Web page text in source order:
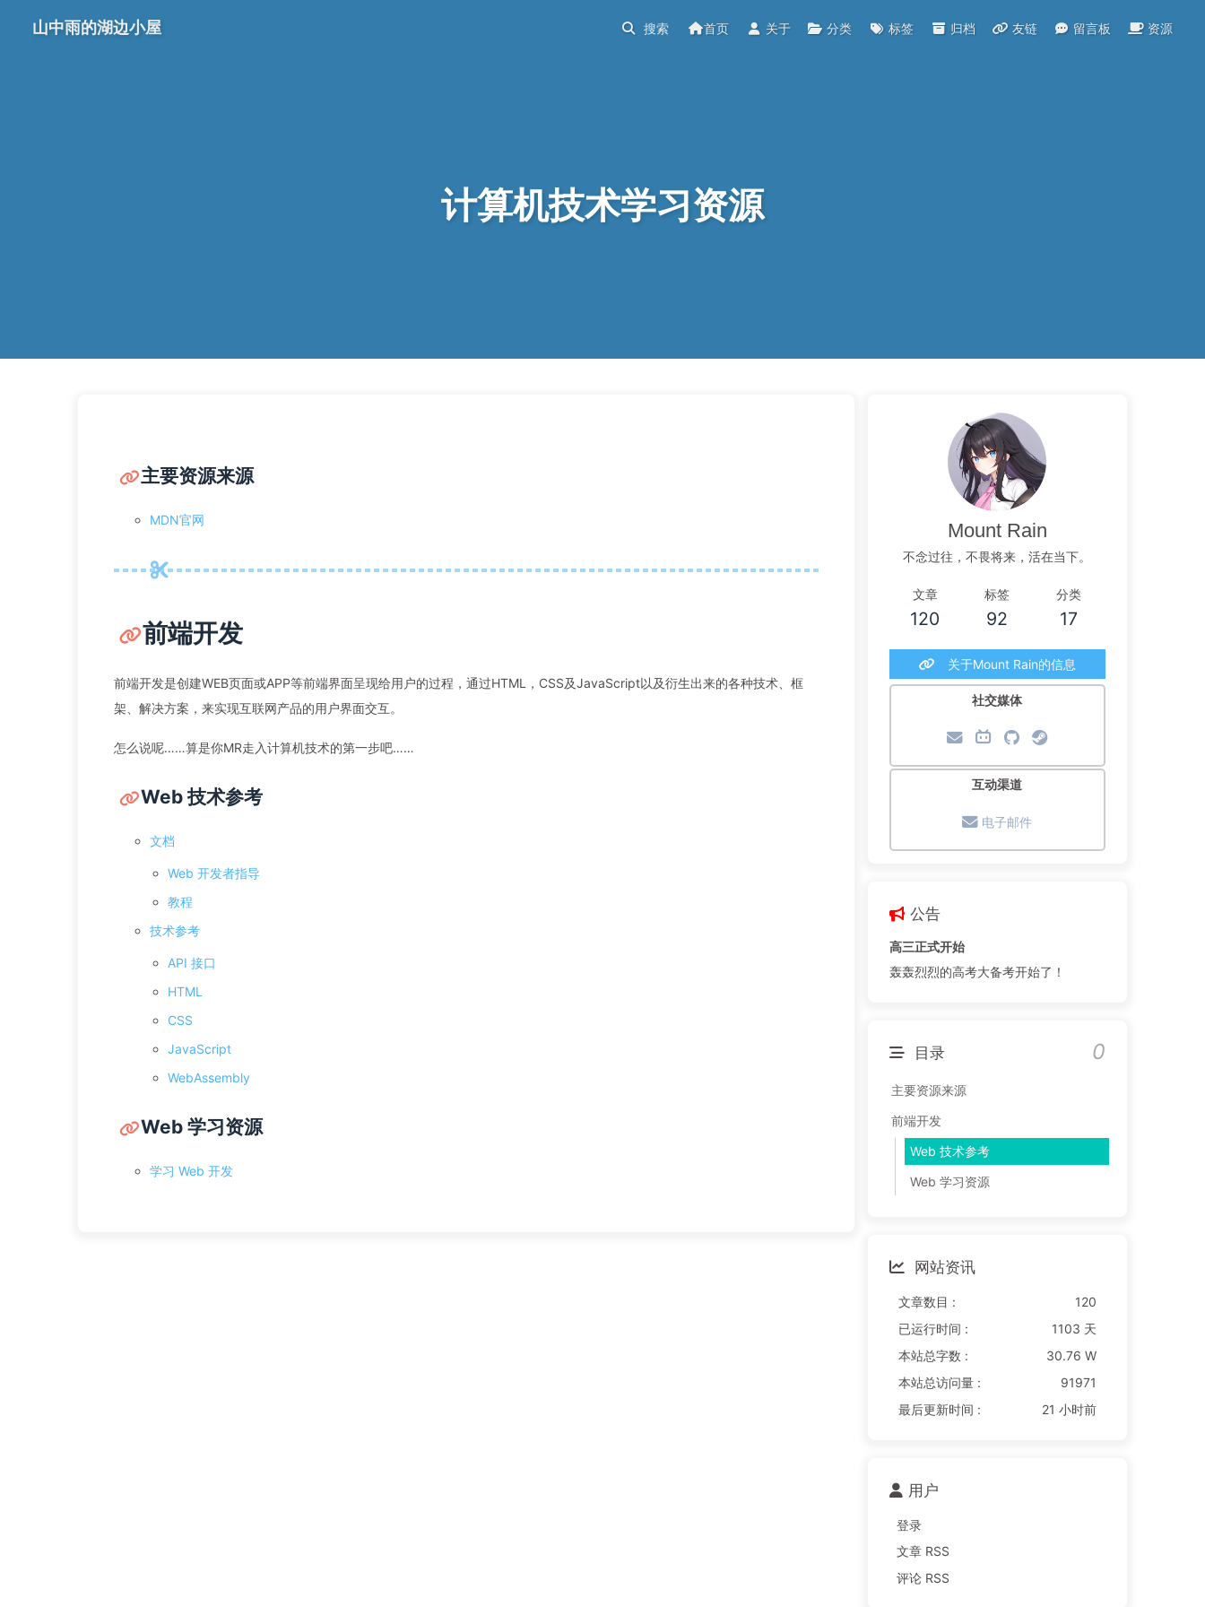
计算机技术学习资源
山中雨的湖边小屋 首页 关于 分类 标签 归档 友链 留言板 资源
主要资源来源
MDN官网
前端开发
前端开发是创建WEB页面或APP等前端界面呈现给用户的过程，通过HTML，CSS及JavaScript以及衍生出来的各种技术、框
架、解决方案，来实现互联网产品的用户界面交互。
怎么说呢……算是你MR走入计算机技术的第一步吧……
Web 技术参考
文档
Web 开发者指导
教程
技术参考
API 接口
HTML
CSS
JavaScript
WebAssembly
Web 学习资源
学习 Web 开发
Mount Rain
不念过往，不畏将来，活在当下。
文章
120
标签
92
分类
17
关于Mount Rain的信息
社交媒体
互动渠道
电子邮件
公告
高三正式开始
轰轰烈烈的高考大备考开始了！
目录 0
主要资源来源
前端开发
Web 技术参考
Web 学习资源
网站资讯
文章数目 :
120
已运行时间 :
1103 天
本站总字数 :
30.76 W
本站总访问量 :
91971
最后更新时间 :
21 小时前
用户
登录
文章 RSS
评论 RSS